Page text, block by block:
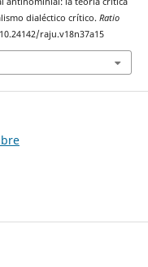
dialéctico crítico. Ratio
raju.v18n37a15